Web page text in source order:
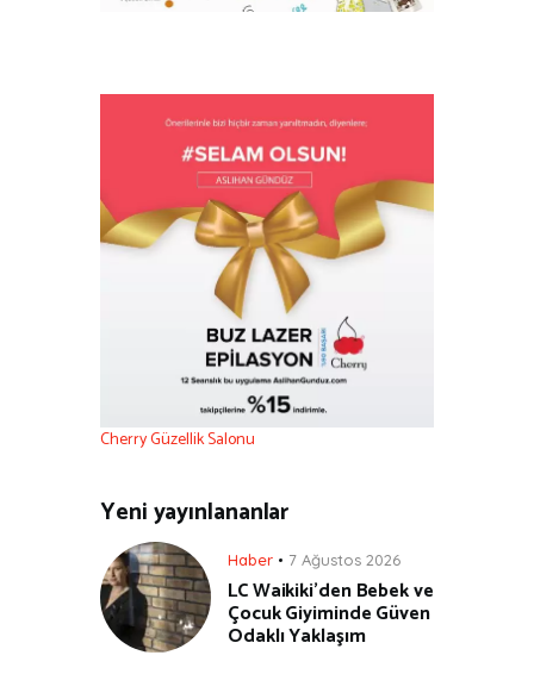
Cherry Güzellik Salonu
Yeni yayınlananlar
Haber 7 Ağustos 2026
LC Waikiki’den Bebek ve
Çocuk Giyiminde Güven
Odaklı Yaklaşım